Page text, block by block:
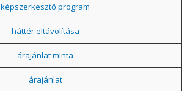
képszerkesztő program
háttér eltávolítása
árajánlat minta
árajánlat